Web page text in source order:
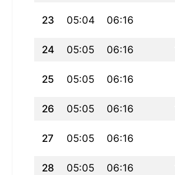
23 05:04 06:16
24 05:05 06:16
25 05:05 06:16
26 05:05 06:16
27 05:05 06:16
28 05:05 06:16